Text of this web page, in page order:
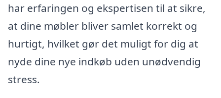
har erfaringen og ekspertisen til at sikre,
at dine møbler bliver samlet korrekt og
hurtigt, hvilket gør det muligt for dig at
nyde dine nye indkøb uden unødvendig
stress.